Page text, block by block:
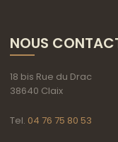
NOUS
18 bis Rue du Drac
38640 Claix
Tel. 04 76 75 80 53